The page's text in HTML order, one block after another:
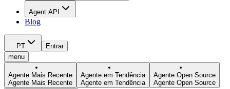
Agent API
Blog
PT
Entrar
menu
Agente Mais Recente
Agente Mais Recente
Agente em Tendência
Agente em Tendência
Agente Open Source
Agente Open Source